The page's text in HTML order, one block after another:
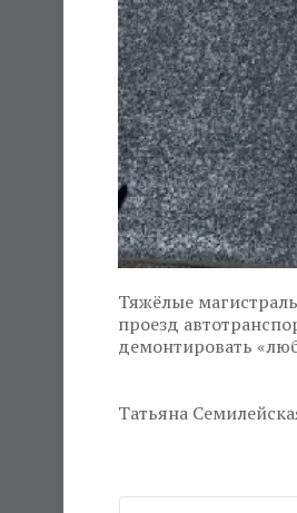
Тяжёлые
проезд
демонтировать
Татьяна